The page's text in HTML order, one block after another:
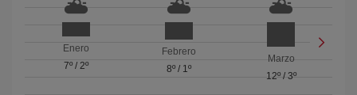
Enero
7º/ 2º
Febrero
8º/ 1º
Marzo
12º/ 3º